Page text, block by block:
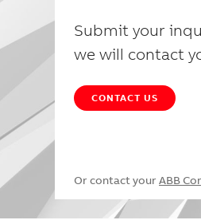
Submit your
we will contact
CONTACT US
Or contact your ABB